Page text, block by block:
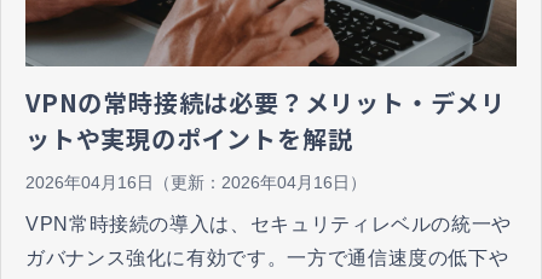
VPNの常時接続は必要？メリット・デメリ
ットや実現のポイントを解説
2026年04月16日 （更新： 2026年04月16日 ）
VPN常時接続の導入は、セキュリティレベルの統一や
ガバナンス強化に有効です。一方で通信速度の低下や